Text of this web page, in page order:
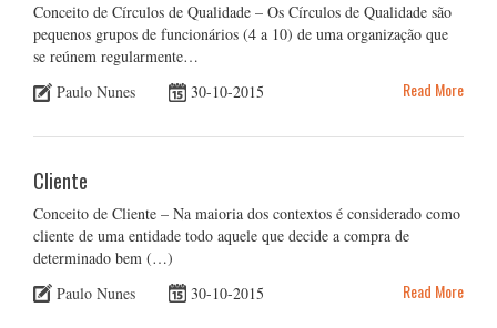
Conceito de Círculos de Qualidade – Os Círculos de Qualidade são
pequenos grupos de funcionários (4 a 10) de uma organização que
se reúnem regularmente…
Paulo Nunes
30-10-2015 Read More
Cliente
Conceito de Cliente – Na maioria dos contextos é considerado como
cliente de uma entidade todo aquele que decide a compra de
determinado bem (…)
Paulo Nunes
30-10-2015 Read More